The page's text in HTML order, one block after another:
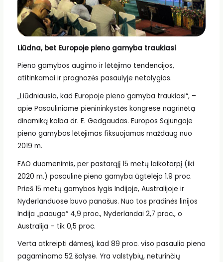
Liūdna, bet Europoje pieno gamyba traukiasi
Pieno gamybos augimo ir lėtėjimo tendencijos,
atitinkamai ir prognozės pasaulyje netolygios.
„Liūdniausia, kad Europoje pieno gamyba traukiasi“, –
apie Pasauliniame pienininkystės kongrese nagrinėtą
dinamiką kalba dr. E. Gedgaudas. Europos Sąjungoje
pieno gamybos lėtėjimas fiksuojamas maždaug nuo
2019 m.
FAO duomenimis, per pastarąjį 15 metų laikotarpį (iki
2020 m.) pasaulinė pieno gamyba ūgtelėjo 1,9 proc.
Prieš 15 metų gamybos lygis Indijoje, Australijoje ir
Nyderlanduose buvo panašus. Nuo tos pradinės linijos
Indija „paaugo“ 4,9 proc., Nyderlandai 2,7 proc., o
Australija – tik 0,5 proc.
Verta atkreipti dėmesį, kad 89 proc. viso pasaulio pieno
pagaminama 52 šalyse. Yra valstybių, neturinčių